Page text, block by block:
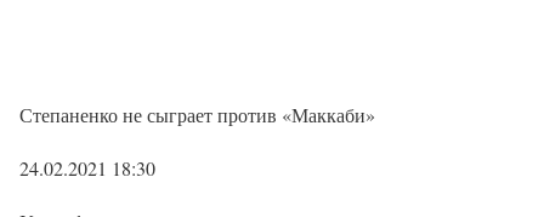
Степаненко не сыграет против «Маккаби»
24.02.2021 18:30